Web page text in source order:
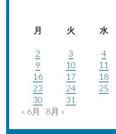
月
火 水
2
3 4
9
10 11
16
17 18
23
24 25
30
31
« 6月
8月 »